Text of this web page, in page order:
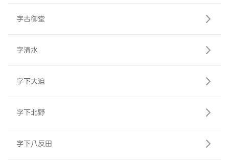
字古御堂
字清水
字下大迫
字下北野
字下八反田